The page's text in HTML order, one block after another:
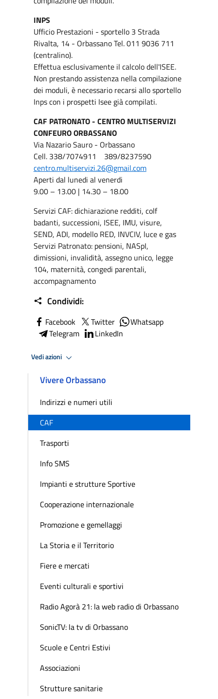
INPS
Ufficio Prestazioni - sportello 3 Strada
Rivalta, 14 - Orbassano Tel. 011 9036 711
(centralino).
Effettua esclusivamente il calcolo dell'ISEE.
Non prestando assistenza nella compilazione
dei moduli, è necessario recarsi allo sportello
Inps con i prospetti Isee già compilati.
CAF PATRONATO - CENTRO MULTISERVIZI
CONFEURO ORBASSANO
Via Nazario Sauro - Orbassano
Cell. 338/7074911 389/8237590
centro.multiservizi.26@gmail.com
Aperti dal lunedi al venerdi
9.00 – 13.00 | 14.30 – 18.00
Servizi CAF: dichiarazione redditi, colf
badanti, successioni, ISEE, IMU, visure,
SEND, ADI, modello RED, INVCIV, luce e gas
Servizi Patronato: pensioni, NASpI,
dimissioni, invalidità, assegno unico, legge
104, maternità, congedi parentali,
accompagnamento
Condividi:
Facebook Twitter
Whatsapp
Telegram
LinkedIn
Vedi azioni
Vivere Orbassano
Indirizzi e numeri utili
CAF
Trasporti
Info SMS
Impianti e strutture Sportive
Cooperazione internazionale
Promozione e gemellaggi
La Storia e il Territorio
Fiere e mercati
Eventi culturali e sportivi
Radio Agorà 21: la web radio di Orbassano
SonicTV: la tv di Orbassano
Scuole e Centri Estivi
Associazioni
Strutture sanitarie